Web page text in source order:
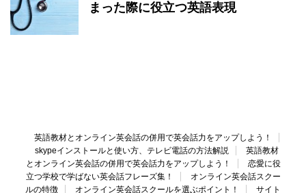
まった際に役立つ英語表現
英語教材とオンライン英会話の併用で英会話力をアップしよう！
skypeインストールと使い方、テレビ電話の方法解説
英語教材
とオンライン英会話の併用で英会話力をアップしよう！
恋愛に役
立つ学校で学ばない英会話フレーズ集！
オンライン英会話スクー
ルの特徴
オンライン英会話スクールを選ぶポイント！ サイト